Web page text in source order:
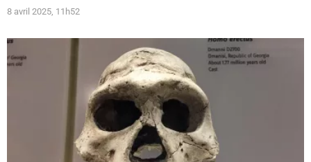
8 avril 2025, 11h52